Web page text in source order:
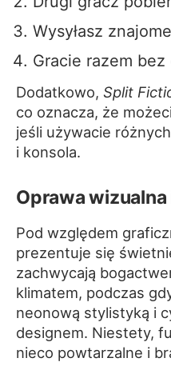
Wysyłasz
Gracie razem
Dodatkowo, Split
co oznacza, że
jeśli używacie
i konsola.
Oprawa
Pod względem
prezentuje się
zachwycają
klimatem, podczas
neonową stylistyką i
designem. Niestety,
nieco powtarzalne i